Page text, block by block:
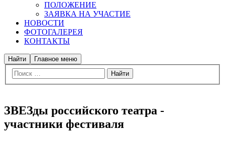
ПОЛОЖЕНИЕ
ЗАЯВКА НА УЧАСТИЕ
НОВОСТИ
ФОТОГАЛЕРЕЯ
КОНТАКТЫ
Найти Главное меню
ЗВЕЗды российского театра -
участники фестиваля